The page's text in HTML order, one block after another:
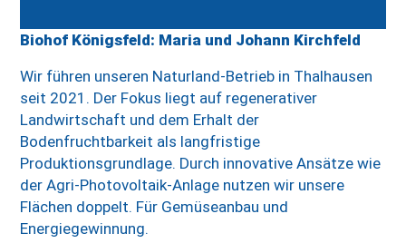
Biohof Königsfeld: Maria und Johann Kirchfeld
Wir führen unseren Naturland-Betrieb in Thalhausen
seit 2021. Der Fokus liegt auf regenerativer
Landwirtschaft und dem Erhalt der
Bodenfruchtbarkeit als langfristige
Produktionsgrundlage. Durch innovative Ansätze wie
der Agri-Photovoltaik-Anlage nutzen wir unsere
Flächen doppelt. Für Gemüseanbau und
Energiegewinnung.